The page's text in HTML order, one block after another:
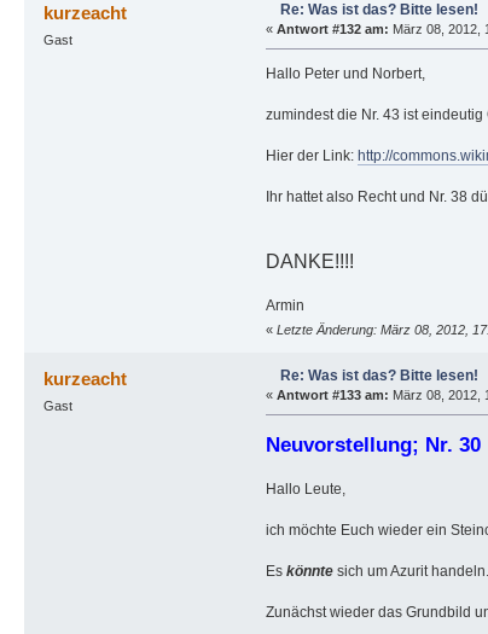
kurzeacht
Gast
Re: Was ist das? Bitte lesen!
« Antwort #132 am: März 08, 2012,
Hallo Peter und Norbert,
zumindest die Nr. 43 ist eindeutig
Hier der Link: http://
Ihr hattet also Recht und Nr. 38
DANKE!!!!
Armin
« Letzte Änderung: März 08, 2012,
kurzeacht
Gast
Re: Was ist das? Bitte lesen!
« Antwort #133 am: März 08, 2012,
Neuvorstellung; Nr. 30
Hallo Leute,
ich möchte Euch wieder ein
Es könnte sich um Azurit handeln.
Zunächst wieder das Grundbild